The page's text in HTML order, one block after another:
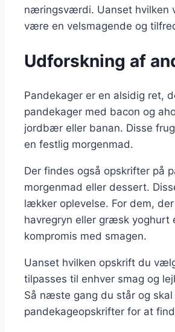
næringsværdi. Uanset hvilken
være en velsmagende og
Udforskning af
Pandekager er en alsidig ret,
pandekager med bacon og
jordbær eller banan. Disse
en festlig morgenmad.
Der findes også opskrifter på
morgenmad eller dessert.
lækker oplevelse. For dem,
havregryn eller græsk yoghurt
kompromis med smagen.
Uanset hvilken opskrift du
tilpasses til enhver smag og
Så næste gang du står og
pandekageopskrifter for at